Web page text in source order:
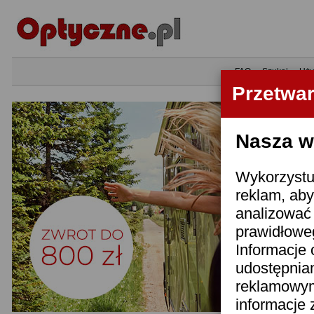
Nasza
reklam,
Informacje
informacje
•FAQ•Szukaj•